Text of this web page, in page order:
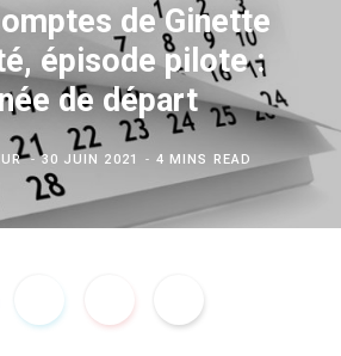
de Ginette
épisode pilote :
de départ
30 JUIN 2021 4 MINS READ